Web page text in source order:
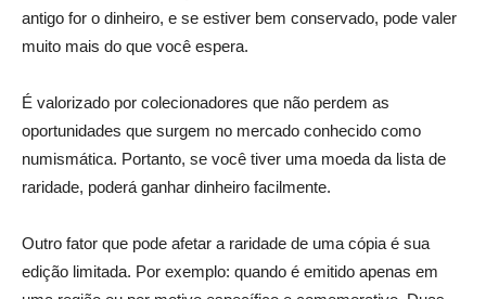
antigo for o dinheiro, e se estiver bem conservado, pode valer
muito mais do que você espera.
É valorizado por colecionadores que não perdem as
oportunidades que surgem no mercado conhecido como
numismática. Portanto, se você tiver uma moeda da lista de
raridade, poderá ganhar dinheiro facilmente.
Outro fator que pode afetar a raridade de uma cópia é sua
edição limitada. Por exemplo: quando é emitido apenas em